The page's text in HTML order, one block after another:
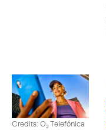
Credits: O2Telefónica